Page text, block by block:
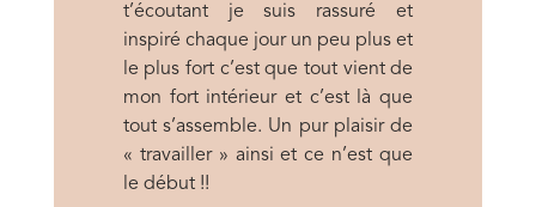
t’écoutant je suis rassuré et
inspiré chaque jour un peu plus et
le plus fort c’est que tout vient de
mon fort intérieur et c’est là que
tout s’assemble. Un pur plaisir de
« travailler » ainsi et ce n’est que
le début !!